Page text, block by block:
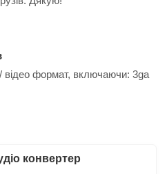
відео формат, включаючи: 3ga
конвертер